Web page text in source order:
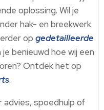
oplossing. Wil je
hak- en breekwerk
opgedetailleerde
je benieuwd hoe wij een
Ontdek het op
.
spoedhulp of